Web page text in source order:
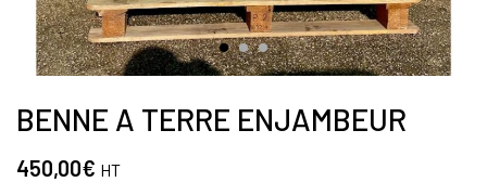
BENNE A TERRE ENJAMBEUR
450,00€ HT